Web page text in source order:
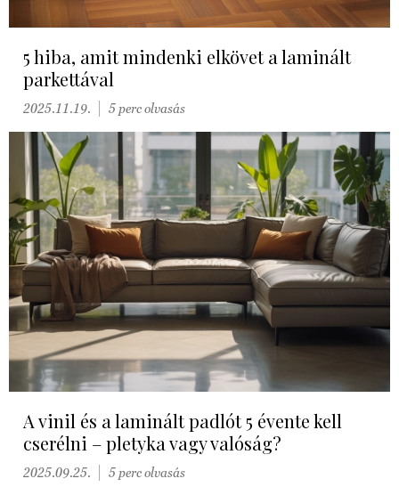
5 hiba, amit mindenki elkövet a laminált
parkettával
2025.11.19. 5 perc olvasás
A vinil és a laminált padlót 5 évente kell
cserélni – pletyka vagy valóság?
2025.09.25. 5 perc olvasás